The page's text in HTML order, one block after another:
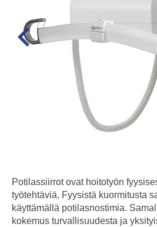
Potilassiirrot ovat hoitotyön
työtehtäviä. Fyysistä kuormitusta
käyttämällä potilasnostimia.
kokemus turvallisuudesta ja